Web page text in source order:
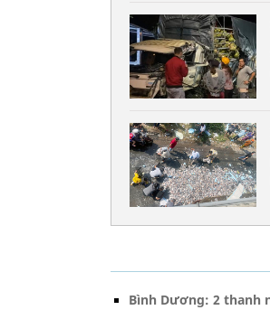
Bình Dương: 2 thanh